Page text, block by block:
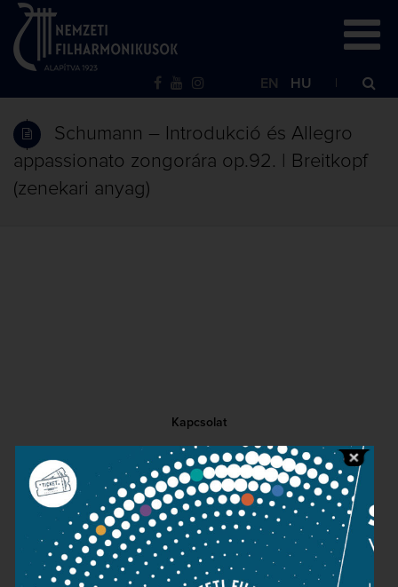
EN HU
Schumann – Introdukció és Allegro
appassionato zongorára op.92. | Breitkopf
(zenekari anyag)
Kapcsolat
Közérdekű adatok
Sajtószoba
Adatvédelem
Impresszum